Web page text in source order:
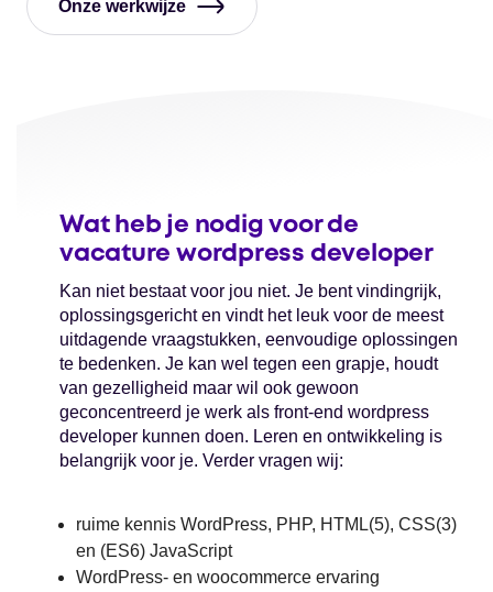
Onze werkwijze
Wat heb je nodig voor de
vacature wordpress developer
Kan niet bestaat voor jou niet. Je bent vindingrijk,
oplossingsgericht en vindt het leuk voor de meest
uitdagende vraagstukken, eenvoudige oplossingen
te bedenken. Je kan wel tegen een grapje, houdt
van gezelligheid maar wil ook gewoon
geconcentreerd je werk als front-end wordpress
developer kunnen doen. Leren en ontwikkeling is
belangrijk voor je. Verder vragen wij:
ruime kennis WordPress, PHP, HTML(5), CSS(3)
en (ES6) JavaScript
WordPress- en woocommerce ervaring